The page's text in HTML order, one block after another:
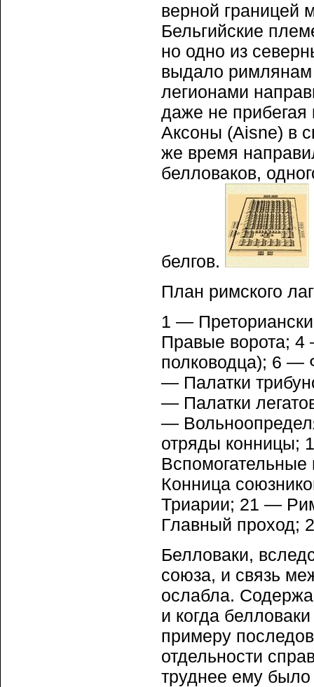
верной границей
Бельгийские
но одно из
выдало римлянам
легионами
даже не
Аксоны (Aisne) в
же время
белловаков,
белгов.
План римского
1 —
Правые ворота;
полководца); 6 —
— Палатки
— Палатки
—
отряды конницы;
Конница
Триарии; 21 —
Главный проход;
Белловаки,
союза, и связь
ослабла.
и когда
примеру
отдельности
труднее ему было